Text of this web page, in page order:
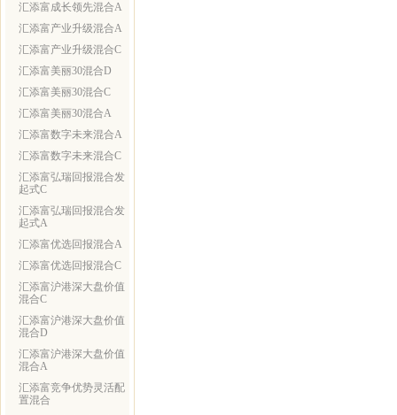
汇添富成长领先混合A
汇添富产业升级混合A
汇添富产业升级混合C
汇添富美丽30混合D
汇添富美丽30混合C
汇添富美丽30混合A
汇添富数字未来混合A
汇添富数字未来混合C
汇添富弘瑞回报混合发
起式C
汇添富弘瑞回报混合发
起式A
汇添富优选回报混合A
汇添富优选回报混合C
汇添富沪港深大盘价值
混合C
汇添富沪港深大盘价值
混合D
汇添富沪港深大盘价值
混合A
汇添富竞争优势灵活配
置混合